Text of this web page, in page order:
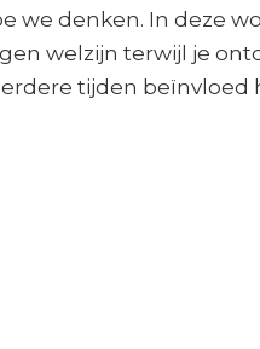
we denken. In deze
welzijn terwijl je
tijden beïnvloed